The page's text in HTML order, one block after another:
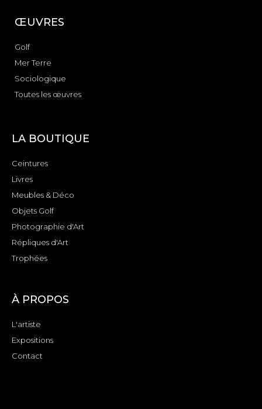
ŒUVRES
Golf
Mer Terre
Sociologique
Toutes les œuvres
LA BOUTIQUE
Ceintures
Livres
Meubles & Déco
Objets Golf
Photographie d'Art
Répliques d'Art
Trophées
À PROPOS
L'artiste
Expositions
Contact